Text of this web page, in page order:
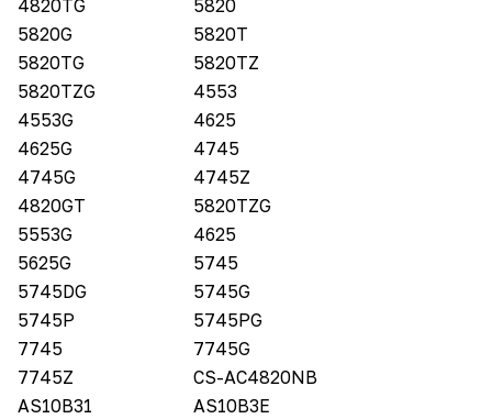
4820TG
5820
5820G
5820T
5820TG
5820TZ
5820TZG
4553
4553G
4625
4625G
4745
4745G
4745Z
4820GT
5820TZG
5553G
4625
5625G
5745
5745DG
5745G
5745P
5745PG
7745
7745G
7745Z
CS-AC4820NB
AS10B31
AS10B3E